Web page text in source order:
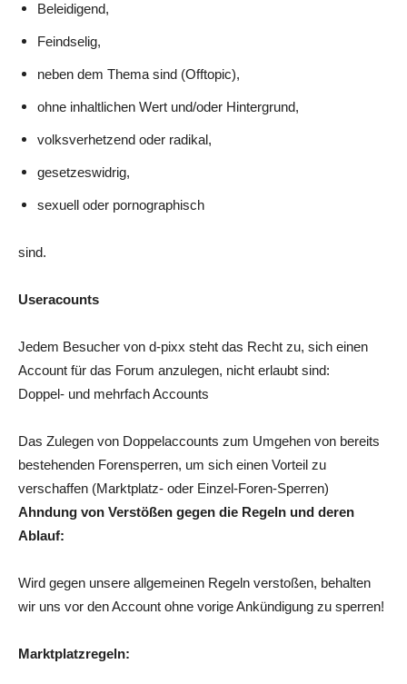
Beleidigend,
Feindselig,
neben dem Thema sind (Offtopic),
ohne inhaltlichen Wert und/oder Hintergrund,
volksverhetzend oder radikal,
gesetzeswidrig,
sexuell oder pornographisch
sind.
Useracounts
Jedem Besucher von d-pixx steht das Recht zu, sich einen
Account für das Forum anzulegen, nicht erlaubt sind:
Doppel- und mehrfach Accounts
Das Zulegen von Doppelaccounts zum Umgehen von bereits
bestehenden Forensperren, um sich einen Vorteil zu
verschaffen (Marktplatz- oder Einzel-Foren-Sperren)
Ahndung von Verstößen gegen die Regeln und deren
Ablauf:
Wird gegen unsere allgemeinen Regeln verstoßen, behalten
wir uns vor den Account ohne vorige Ankündigung zu sperren!
Marktplatzregeln: